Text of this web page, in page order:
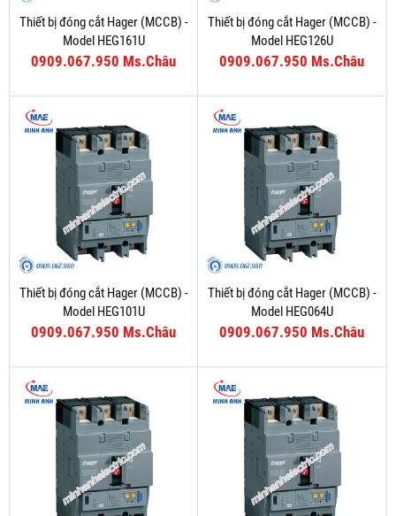
Thiết bị đóng cắt Hager (MCCB) -
Model HEG161U
0909.067.950 Ms.Châu
Thiết bị đóng cắt Hager (MCCB) -
Model HEG126U
0909.067.950 Ms.Châu
Thiết bị đóng cắt Hager (MCCB) -
Model HEG101U
0909.067.950 Ms.Châu
Thiết bị đóng cắt Hager (MCCB) -
Model HEG064U
0909.067.950 Ms.Châu